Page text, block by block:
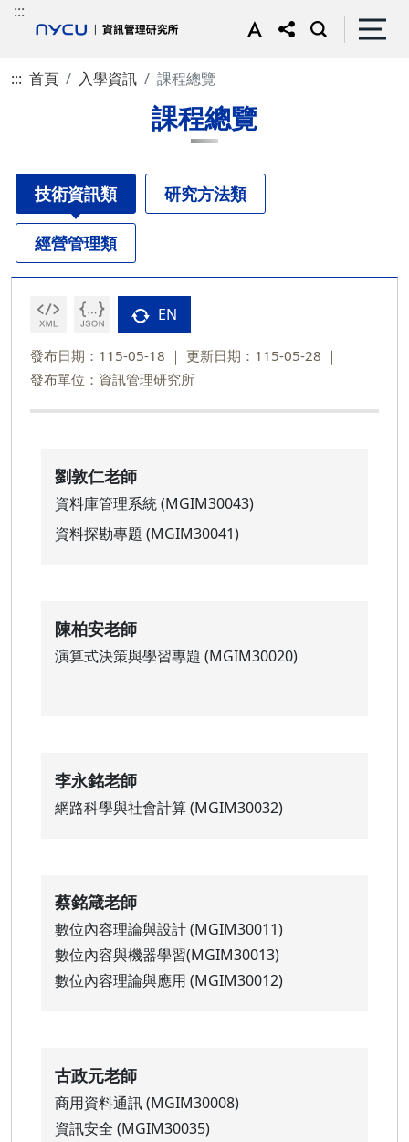
:::
::: 首頁 入學資訊 課程總覽
課程總覽
技術資訊類 研究方法類
經營管理類
EN
發布日期：115-05-18
更新日期：115-05-28
發布單位：資訊管理研究所
劉敦仁老師
資料庫管理系統 (MGIM30043)
資料探勘專題 (MGIM30041)
陳柏安老師
演算式決策與學習專題 (MGIM30020)
李永銘老師
網路科學與社會計算 (MGIM30032)
蔡銘箴老師
數位內容理論與設計 (MGIM30011)
數位內容與機器學習(MGIM30013)
數位內容理論與應用 (MGIM30012)
古政元老師
商用資料通訊 (MGIM30008)
資訊安全 (MGIM30035)